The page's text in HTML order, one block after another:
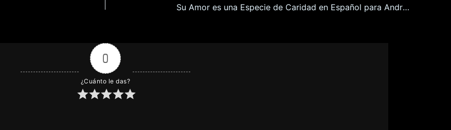
Su Amor es una Especie de Caridad en Español para Android y Pc
0
¿Cuánto le das?